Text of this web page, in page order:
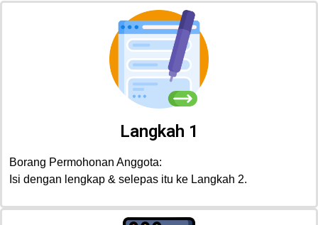
Langkah 1
Borang Permohonan Anggota:
Isi dengan lengkap & selepas itu ke Langkah 2.